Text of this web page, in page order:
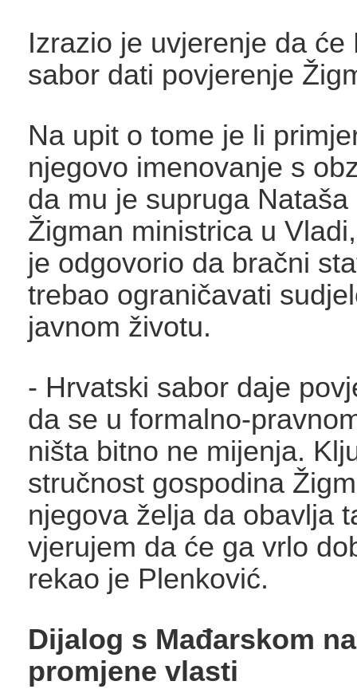
Izrazio je uvjerenje da će
sabor dati povjerenje
Na upit o tome je li
njegovo imenovanje s
da mu je supruga Nataša
Žigman ministrica u
je odgovorio da bračni
trebao ograničavati
javnom životu.
- Hrvatski sabor daje
da se u formalno-
ništa bitno ne mijenja.
stručnost gospodina
njegova želja da obavlja
vjerujem da će ga vrlo
rekao je Plenković.
Dijalog s Mađarskom
promjene vlasti